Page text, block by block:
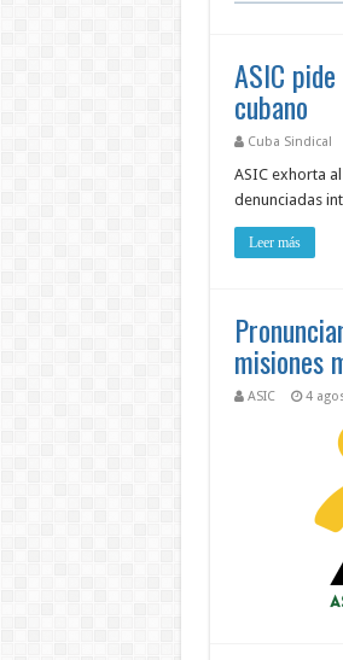
ASIC
cubano
Cuba Sindical
ASIC exhorta
denunciadas
Leer más
misiones
ASIC 4